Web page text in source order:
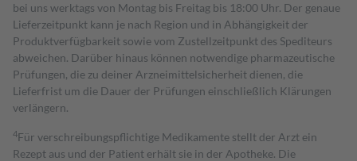
bei uns werktags von Montag bis Freitag bis 18:00 Uhr. Der genaue
Lieferzeitpunkt kann je nach Region und in Abhängigkeit der
Produktverfügbarkeit sowie vom Zustellzeitpunkt des Spediteurs
abweichen. Darüber hinaus können notwendige pharmazeutische
Prüfungen, die zu deiner Arzneimittelsicherheit dienen, die
Lieferfrist um die Dauer der Prüfungen einschließlich Klärungen
verlängern.
4Für verschreibungspflichtige Medikamente stellt der Arzt ein
Rezept aus und der Patient erhält sie in der Apotheke. Die